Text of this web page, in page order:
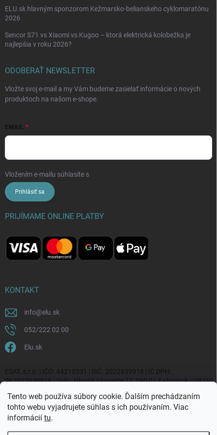
Tento web používa súbory cookie. Ďalším prechádzaním
tohto webu vyjadrujete súhlas s ich používaním. Viac
informácií tu.
ELU.sk hlavným sponzorom Kežmarsko-belianskeho cyklomaratónu
2026
Sencor S71 vs Xiaomi vs Kugoo – ktorá elektrická kolobežka je
najlepšia v roku 2026?
ODOBERAŤ NEWSLETTER
Vložte svoj e-mail a my Vám budeme zasielať informácie o nových
produktoch na našom e-shope.
EMAIL
Vložením e-mailu súhlasíte s
Prihlásiť sa
PRIJÍMAME ONLINE PLATBY
KONTAKT
info@elu.sk
052/222 02 00
Elu.sk
ESAT, s.r.o. | IČO: 44210531 | DIČ: 2022639916 | IČ DPH:
SK2022639916 | Sídlo: Hlavné námestie 17, 060 01 Kežmarok | OR OS